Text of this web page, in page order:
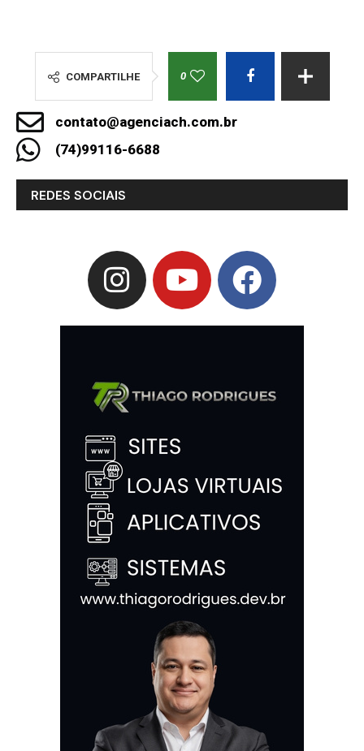
COMPARTILHE 0
contato@agenciach.com.br
(74)99116-6688
REDES SOCIAIS